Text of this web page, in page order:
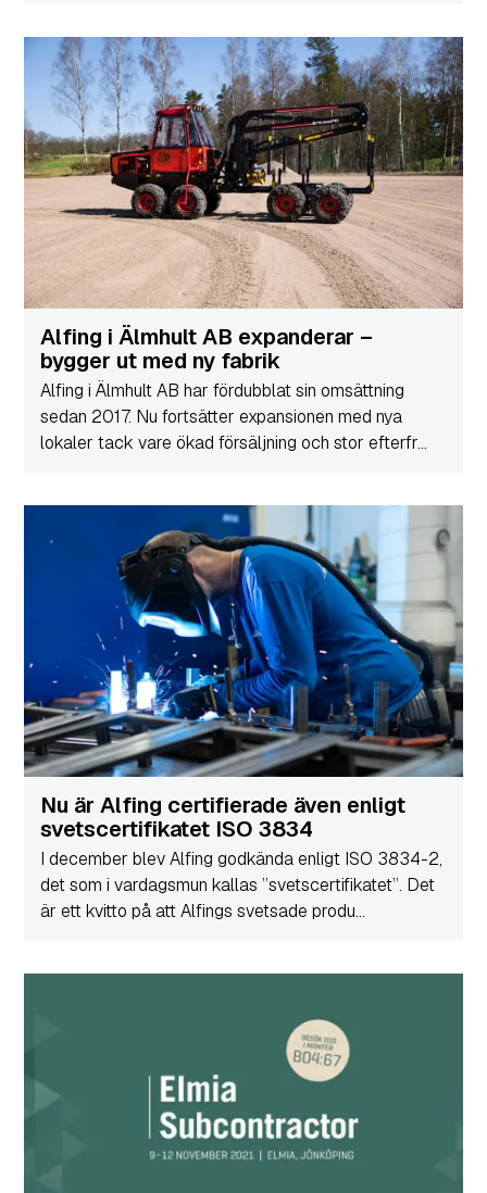
Alfing i Älmhult AB expanderar –
bygger ut med ny fabrik
Alfing i Älmhult AB har fördubblat sin omsättning
sedan 2017. Nu fortsätter expansionen med nya
lokaler tack vare ökad försäljning och stor efterfr...
Nu är Alfing certifierade även enligt
svetscertifikatet ISO 3834
I december blev Alfing godkända enligt ISO 3834-2,
det som i vardagsmun kallas ”svetscertifikatet”. Det
är ett kvitto på att Alfings svetsade produ...